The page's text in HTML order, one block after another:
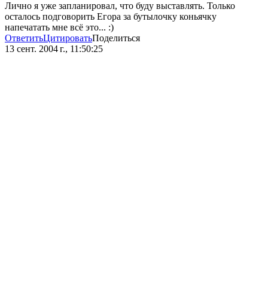
Лично я уже запланировал, что буду выставлять. Только
осталось подговорить Егора за бутылочку коньячку
напечатать мне всё это... :)
ОтветитьЦитироватьПоделиться
13 сент. 2004 г., 11:50:25